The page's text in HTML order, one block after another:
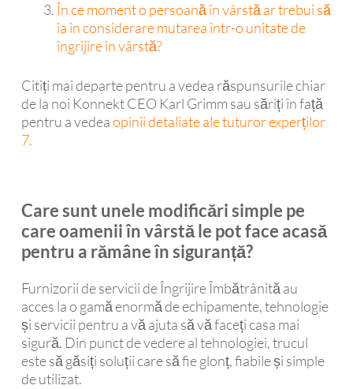
În ce moment o persoană în vârstă ar trebui să
ia în considerare mutarea într-o unitate de
îngrijire în vârstă?
Citiți mai departe pentru a vedea răspunsurile chiar
de la noi Konnekt CEO Karl Grimm sau săriți în față
pentru a vedeaopinii detaliate ale tuturor experților
7.
Care sunt unele modificări simple pe
care oamenii în vârstă le pot face acasă
pentru a rămâne în siguranță?
Furnizorii de servicii de Îngrijire Îmbătrânită au
acces la o gamă enormă de echipamente, tehnologie
și servicii pentru a vă ajuta să vă faceți casa mai
sigură. Din punct de vedere al tehnologiei, trucul
este să găsiți soluții care să fie glonț, fiabile și simple
de utilizat.